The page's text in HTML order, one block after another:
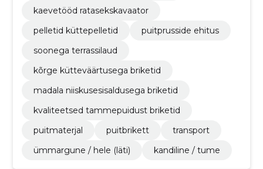
kaevetööd ratasekskavaator
pelletid küttepelletid
puitprusside ehitus
soonega terrassilaud
kõrge kütteväärtusega briketid
madala niiskusesisaldusega briketid
kvaliteetsed tammepuidust briketid
puitmaterjal
puitbrikett
transport
ümmargune / hele (läti)
kandiline / tume